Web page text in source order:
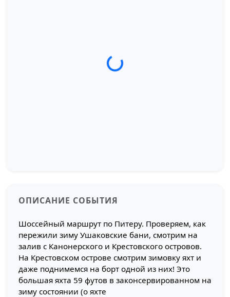
Загрузка трека...
ОПИСАНИЕ СОБЫТИЯ
Шоссейный маршрут по Питеру. Проверяем, как
пережили зиму Ушаковские бани, смотрим на
залив с Канонерского и Крестовского островов.
На Крестовском острове смотрим зимовку яхт и
даже поднимемся на борт одной из них! Это
большая яхта 59 футов в законсервированном на
зиму состоянии (о яхте